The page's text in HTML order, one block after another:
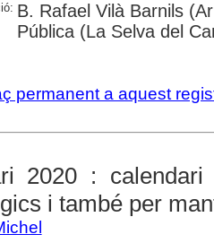
B. Rafael Vilà Barnils
Pública (La Selva del
permanent a aquest
2020 :
i també per